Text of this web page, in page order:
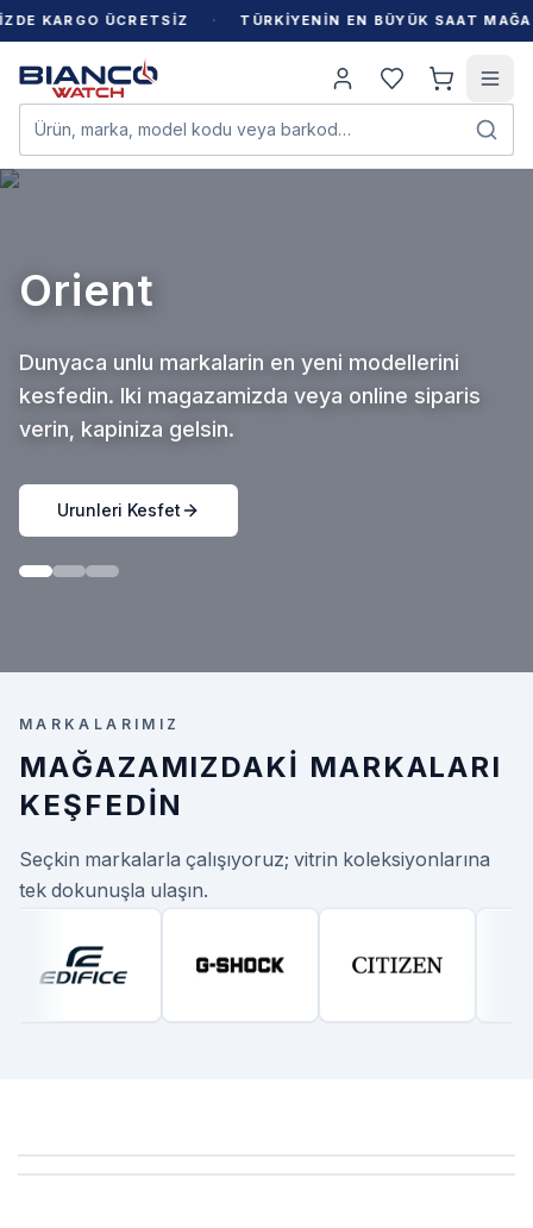
KARGO ÜCRETSİZ · TÜRKİYENİN EN BÜYÜK SAAT
Ürün, marka, model kodu veya barkod…
Seiko
Dunyaca unlu markalarin en yeni modellerini
kesfedin. Iki magazamizda veya online siparis
verin, kapiniza gelsin.
Urunleri Kesfet
MARKALARIMIZ
MAĞAZAMIZDAKI MARKALARI
KEŞFEDIN
Seçkin markalarla çalışıyoruz; vitrin koleksiyonlarına
tek dokunuşla ulaşın.